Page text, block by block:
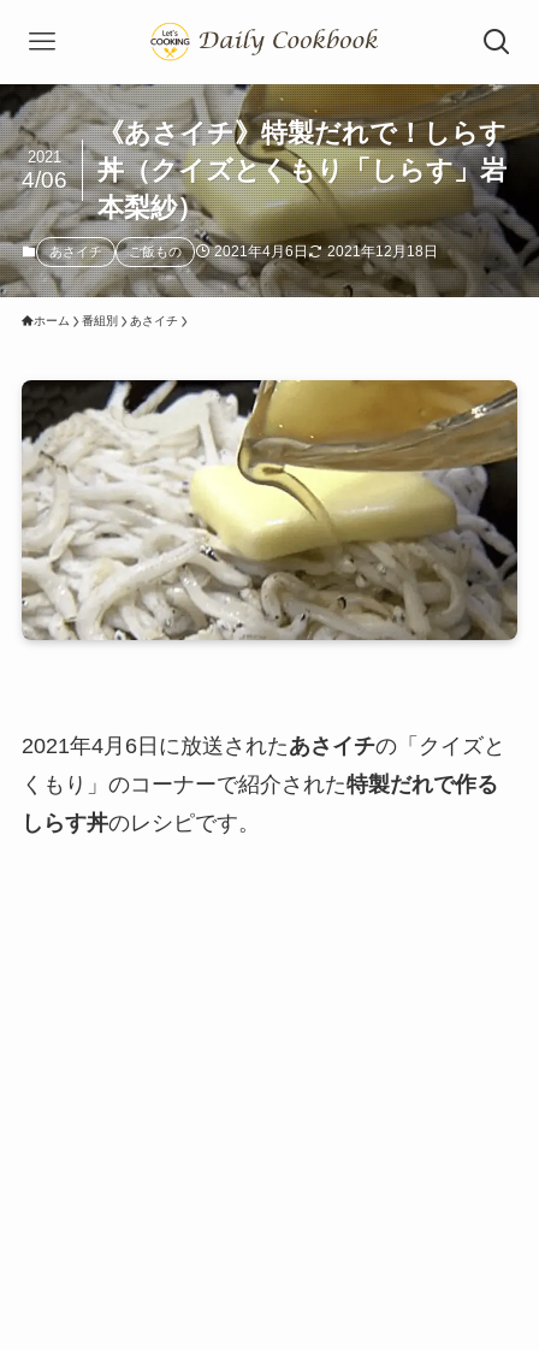
《あさイチ》特製だれで！しらす
丼（クイズとくもり「しらす」岩
本梨紗）
2021
4/06
あさイチ ご飯もの 2021年4月6日 2021年12月18日
ホーム 番組別 あさイチ
2021年4月6日に放送されたあさイチの「クイズと
くもり」のコーナーで紹介された特製だれで作る
しらす丼のレシピです。